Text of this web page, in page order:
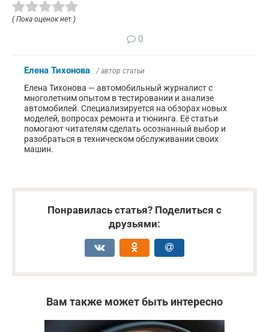
( Пока оценок нет )
0
Елена Тихонова / автор статьи
Елена Тихонова — автомобильный журналист с
многолетним опытом в тестировании и анализе
автомобилей. Специализируется на обзорах новых
моделей, вопросах ремонта и тюнинга. Её статьи
помогают читателям сделать осознанный выбор и
разобраться в техническом обслуживании своих
машин.
Понравилась статья? Поделиться с
друзьями:
Вам также может быть интересно